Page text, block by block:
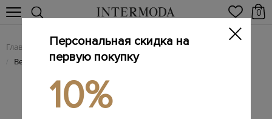
0
Главная Мужчинам / Одежда / Куртки
/ Ветровка из водонепроницаемой ткани
Персональная скидка на
первую покупку
10%